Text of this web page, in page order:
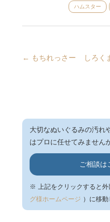
ハムスター
← もちれっさー しろく
大切なぬいぐるみの汚れ
はプロに任せてみません
ご相談は
※ 上記をクリックすると外
グ様ホームページ ）に移動